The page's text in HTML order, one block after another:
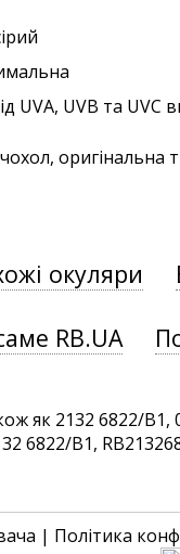
UVA, UVB та
оригінальна
окуляри
RB.UA
як 2132 6822/B1,
6822/B1,
| Політика